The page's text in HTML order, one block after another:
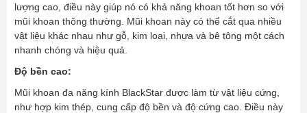
lượng cao, điều này giúp nó có khả năng khoan tốt hơn so với
mũi khoan thông thường. Mũi khoan này có thể cắt qua nhiều
vật liệu khác nhau như gỗ, kim loại, nhựa và bê tông một cách
nhanh chóng và hiệu quả.
Độ bền cao:
Mũi khoan đa năng kính BlackStar được làm từ vật liệu cứng,
như hợp kim thép, cung cấp độ bền và độ cứng cao. Điều này